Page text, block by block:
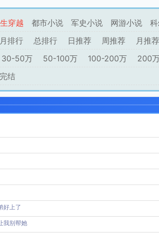
穿越 都市小说 军史小说 网游小说
月排行 总排行 日推荐 周推荐 月推荐
30-50万 50-100万 100-200万
200
结
好上了
我别帮她